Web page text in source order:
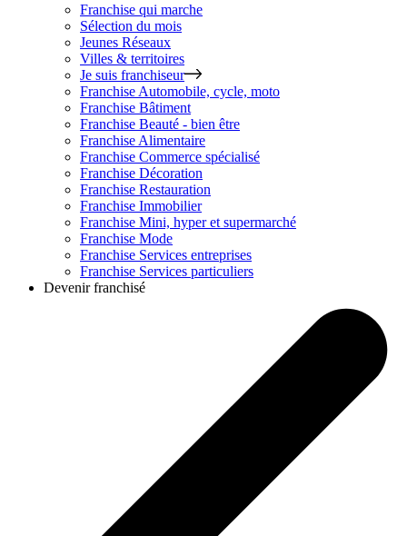
Franchise qui marche
Sélection du mois
Jeunes Réseaux
Villes & territoires
Je suis franchiseur
Franchise Automobile, cycle, moto
Franchise Bâtiment
Franchise Beauté - bien être
Franchise Alimentaire
Franchise Commerce spécialisé
Franchise Décoration
Franchise Restauration
Franchise Immobilier
Franchise Mini, hyper et supermarché
Franchise Mode
Franchise Services entreprises
Franchise Services particuliers
Devenir franchisé